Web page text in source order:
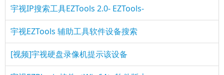
宇视IP搜索工具EZTools 2.0- EZTools-
宇视EZTools 辅助工具软件设备搜索
[视频]宇视硬盘录像机提示该设备